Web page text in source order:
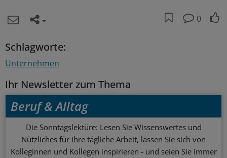
0
Schlagworte:
Unternehmen
Ihr Newsletter zum Thema
Beruf & Alltag
Die Sonntagslektüre: Lesen Sie Wissenswertes und
Nützliches für Ihre tägliche Arbeit, lassen Sie sich von
Kolleginnen und Kollegen inspirieren - und seien Sie immer